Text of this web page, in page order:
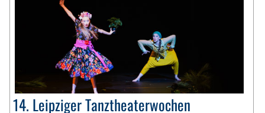
14. Leipziger Tanztheaterwochen